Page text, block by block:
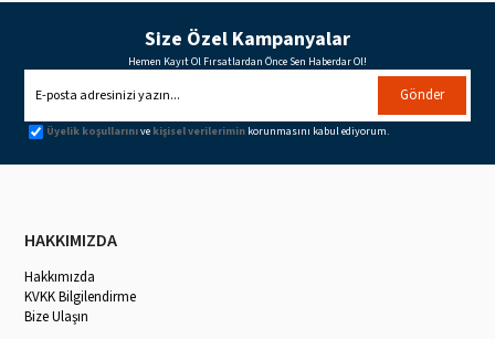
Size Özel Kampanyalar
Hemen Kayıt Ol Fırsatlardan Önce Sen Haberdar Ol!
Gönder
Üyelik koşullarınıve kişisel verilerimin korunmasını kabul ediyorum.
HAKKIMIZDA
Hakkımızda
KVKK Bilgilendirme
Bize Ulaşın